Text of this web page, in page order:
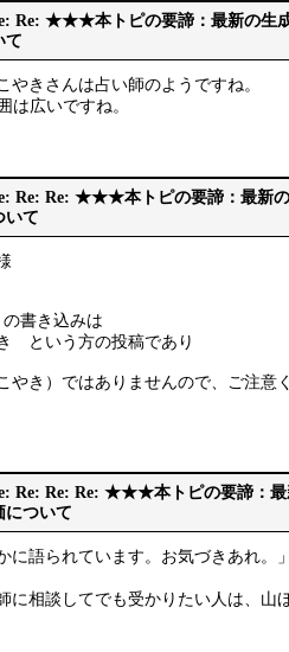
Re: ★★★本トピの要諦：最新の生
て
やきさんは占い師のようですね。
は広いですね。
Re: Re: ★★★本トピの要諦：最新
いて
の書き込みは
という方の投稿であり
やき）ではありませんので、ご注意
Re: Re: Re: ★★★本トピの要諦：最
について
に語られています。お気づきあれ
に相談してでも受かりたい人は、山